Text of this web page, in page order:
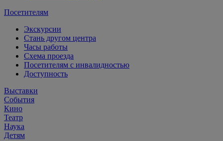
Посетителям
Экскурсии
Стань другом центра
Часы работы
Схема проезда
Посетителям с инвалидностью
Доступность
Выставки
События
Кино
Театр
Наука
Детям